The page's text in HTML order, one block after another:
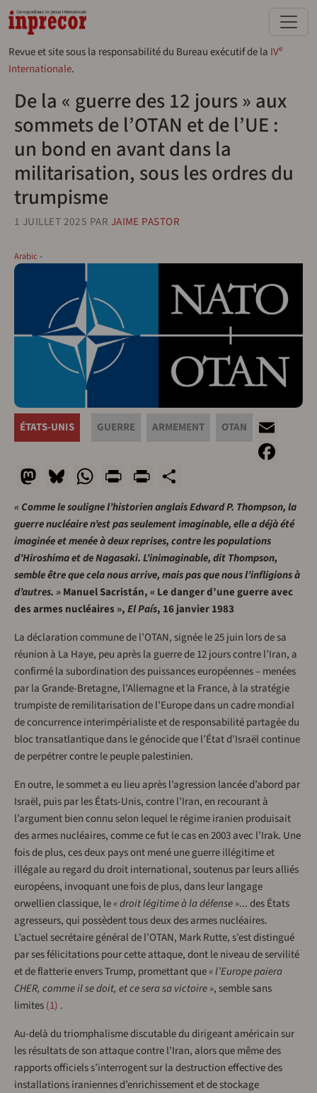
Aller au contenu principal
Revue et site sous la responsabilité du Bureau exécutif de la IVe
Internationale.
De la « guerre des 12 jours » aux
sommets de l’OTAN et de l’UE :
un bond en avant dans la
militarisation, sous les ordres du
trumpisme
1 JUILLET 2025 PAR JAIME PASTOR
Arabic
ÉTATS-UNIS GUERRE ARMEMENT OTAN
Mastodon
Bluesky
WhatsApp
PrintPrintFriendly
« Comme le souligne l’historien anglais Edward P. Thompson, la
guerre nucléaire n’est pas seulement imaginable, elle a déjà été
imaginée et menée à deux reprises, contre les populations
d’Hiroshima et de Nagasaki. L’inimaginable, dit Thompson,
semble être que cela nous arrive, mais pas que nous l’infligions à
d’autres. »Manuel Sacristán, « Le danger d’une guerre avec
des armes nucléaires »,El País, 16 janvier 1983
La déclaration commune de l’OTAN, signée le 25 juin lors de sa
réunion à La Haye, peu après la guerre de 12 jours contre l’Iran, a
confirmé la subordination des puissances européennes – menées
par la Grande-Bretagne, l’Allemagne et la France, à la stratégie
trumpiste de remilitarisation de l’Europe dans un cadre mondial
de concurrence interimpérialiste et de responsabilité partagée du
bloc transatlantique dans le génocide que l’État d’Israël continue
de perpétrer contre le peuple palestinien.
En outre, le sommet a eu lieu après l’agression lancée d’abord par
Israël, puis par les États-Unis, contre l’Iran, en recourant à
l’argument bien connu selon lequel le régime iranien produisait
des armes nucléaires, comme ce fut le cas en 2003 avec l’Irak. Une
fois de plus, ces deux pays ont mené une guerre illégitime et
illégale au regard du droit international, soutenus par leurs alliés
européens, invoquant une fois de plus, dans leur langage
orwellien classique, le« droit légitime à la défense »... des États
agresseurs, qui possèdent tous deux des armes nucléaires.
L’actuel secrétaire général de l’OTAN, Mark Rutte, s’est distingué
par ses félicitations pour cette attaque, dont le niveau de servilité
et de flatterie envers Trump, promettant que« l’Europe paiera
CHER, comme il se doit, et ce sera sa victoire », semble sans
limites 1 .
Au-delà du triomphalisme discutable du dirigeant américain sur
les résultats de son attaque contre l’Iran, alors que même des
rapports officiels s’interrogent sur la destruction effective des
installations iraniennes d’enrichissement et de stockage